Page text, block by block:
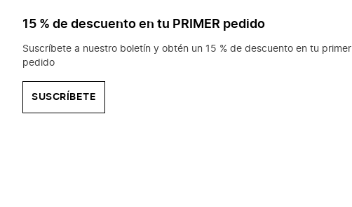
15 % de descuento en tu PRIMER pedido
Suscríbete a nuestro boletín y obtén un 15 % de descuento en tu primer
pedido
SUSCRÍBETE